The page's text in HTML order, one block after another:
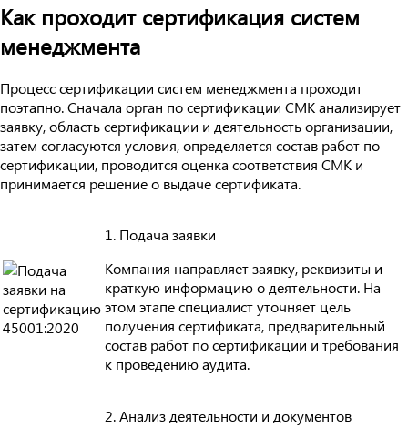
Как проходит сертификация систем
менеджмента
Процесс сертификации систем менеджмента проходит
поэтапно. Сначала орган по сертификации СМК анализирует
заявку, область сертификации и деятельность организации,
затем согласуются условия, определяется состав работ по
сертификации, проводится оценка соответствия СМК и
принимается решение о выдаче сертификата.
1. Подача заявки
Компания направляет заявку, реквизиты и
краткую информацию о деятельности. На
этом этапе специалист уточняет цель
получения сертификата, предварительный
состав работ по сертификации и требования
к проведению аудита.
2. Анализ деятельности и документов